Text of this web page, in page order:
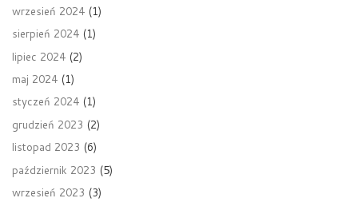
wrzesień 2024 (1)
sierpień 2024 (1)
lipiec 2024 (2)
maj 2024 (1)
styczeń 2024 (1)
grudzień 2023 (2)
listopad 2023 (6)
październik 2023 (5)
wrzesień 2023 (3)